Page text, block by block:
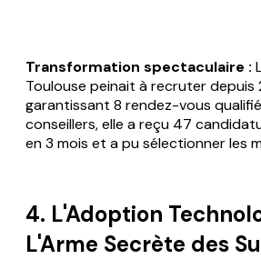
Transformation spectaculaire :
Toulouse peinait à recruter depuis
garantissant 8 rendez-vous
conseillers, elle a reçu 47
en 3 mois et a pu sélectionner les
4. L'Adoption
L'Arme Secrète des